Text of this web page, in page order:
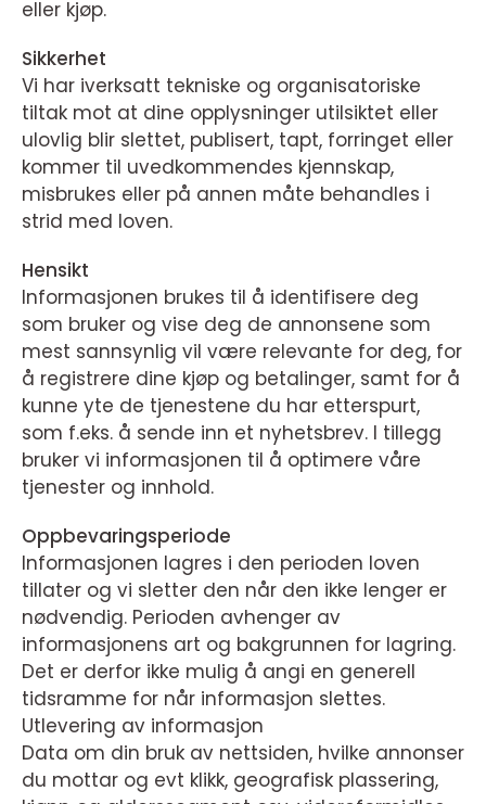
eller kjøp.
Sikkerhet
Vi har iverksatt tekniske og organisatoriske
tiltak mot at dine opplysninger utilsiktet eller
ulovlig blir slettet, publisert, tapt, forringet eller
kommer til uvedkommendes kjennskap,
misbrukes eller på annen måte behandles i
strid med loven.
Hensikt
Informasjonen brukes til å identifisere deg
som bruker og vise deg de annonsene som
mest sannsynlig vil være relevante for deg, for
å registrere dine kjøp og betalinger, samt for å
kunne yte de tjenestene du har etterspurt,
som f.eks. å sende inn et nyhetsbrev. I tillegg
bruker vi informasjonen til å optimere våre
tjenester og innhold.
Oppbevaringsperiode
Informasjonen lagres i den perioden loven
tillater og vi sletter den når den ikke lenger er
nødvendig. Perioden avhenger av
informasjonens art og bakgrunnen for lagring.
Det er derfor ikke mulig å angi en generell
tidsramme for når informasjon slettes.
Utlevering av informasjon
Data om din bruk av nettsiden, hvilke annonser
du mottar og evt klikk, geografisk plassering,